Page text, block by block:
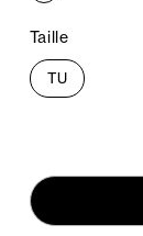
Taille
TU